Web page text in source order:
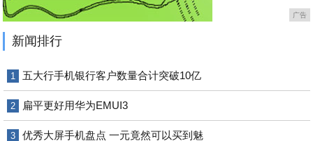
广告
新闻排行
1 五大行手机银行客户数量合计突破10亿
2 扁平更好用华为EMUI3
3 优秀大屏手机盘点 一元竟然可以买到魅